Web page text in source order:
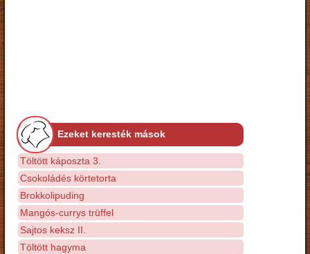
Ezeket keresték mások
Töltött káposzta 3.
Csokoládés körtetorta
Brokkolipuding
Mangós-currys trüffel
Sajtos keksz II.
Töltött hagyma